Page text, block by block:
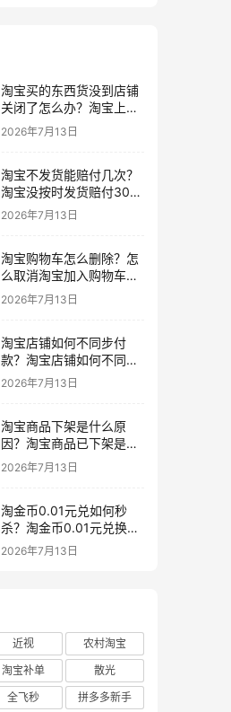
淘宝买的东西货没到店铺
关闭了怎么办？淘宝上买
东西货没收到店铺关闭了
我可以申请退款吗
2026年7月13日
淘宝不发货能赔付几次？
淘宝没按时发货赔付30%
还会发货吗要赔付几次
2026年7月13日
淘宝购物车怎么删除？怎
么取消淘宝加入购物车的
东西
2026年7月13日
淘宝店铺如何不同步付
款？淘宝店铺如何不同步
闲鱼
2026年7月13日
淘宝商品下架是什么原
因？淘宝商品已下架是什
么意思一般下架是为什么
2026年7月13日
淘金币0.01元兑如何秒
杀？淘金币0.01元兑换在
哪如何兑换
2026年7月13日
近视
农村淘宝
淘宝补单
散光
全飞秒
拼多多新手